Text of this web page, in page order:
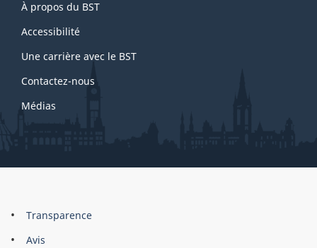
this
site
À propos du BST
Accessibilité
Une carrière avec le BST
Contactez-nous
Médias
About
this
Brand
Transparence
Avis